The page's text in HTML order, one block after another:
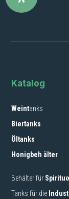
Katalog
Weintanks
Biertanks
Öltanks
Honigbeh älter
Behälter für
Tanks für die